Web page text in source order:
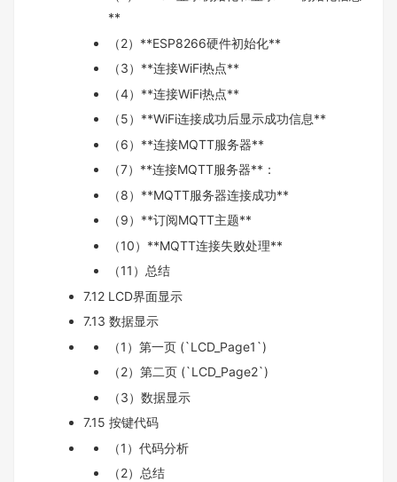
**
（2）**ESP8266硬件初始化**
（3）**连接WiFi热点**
（4）**连接WiFi热点**
（5）**WiFi连接成功后显示成功信息**
（6）**连接MQTT服务器**
（7）**连接MQTT服务器**：
（8）**MQTT服务器连接成功**
（9）**订阅MQTT主题**
（10）**MQTT连接失败处理**
（11）总结
7.12 LCD界面显示
7.13 数据显示
（1）第一页 (`LCD_Page1`)
（2）第二页 (`LCD_Page2`)
（3）数据显示
7.15 按键代码
（1）代码分析
（2）总结